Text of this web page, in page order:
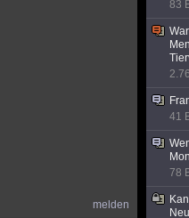
melden
83
41
78